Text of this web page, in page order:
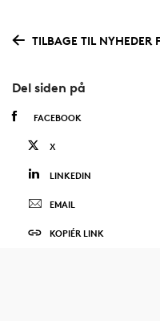
TILBAGE TIL NYHEDER
Del siden på
FACEBOOK
X
LINKEDIN
EMAIL
KOPIÉR LINK